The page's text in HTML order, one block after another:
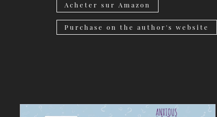
Acheter sur Amazon
Purchase on the author's website